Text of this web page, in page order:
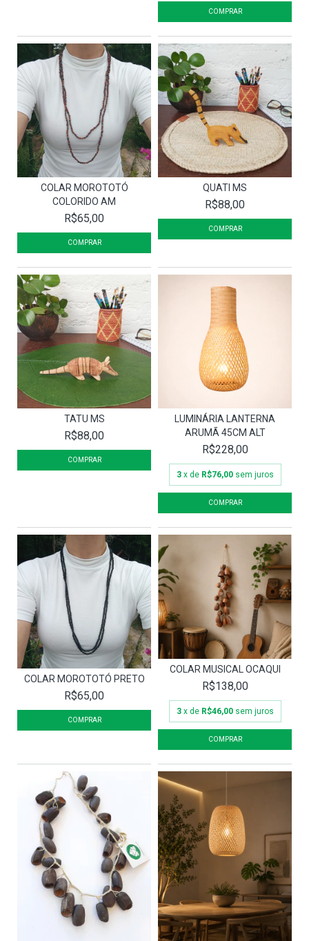
COLAR MOROTOTÓ
COLORIDO AM
R$65,00
QUATI MS
R$88,00
TATU MS
R$88,00
LUMINÁRIA LANTERNA
ARUMÃ 45CM ALT
R$228,00
3 x de R$76,00 sem juros
COLAR MOROTOTÓ PRETO
R$65,00
COLAR MUSICAL OCAQUI
R$138,00
3 x de R$46,00 sem juros